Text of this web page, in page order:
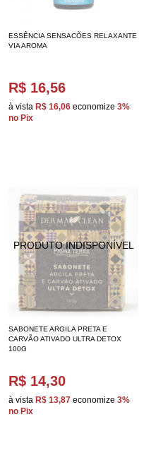
ESSÊNCIA SENSACÕES RELAXANTE
VIA AROMA
R$ 16,56
à vista R$ 16,06 economize 3%
no Pix
SABONETE ARGILA PRETA E
CARVÃO ATIVADO ULTRA DETOX
100G
R$ 14,30
à vista R$ 13,87 economize 3%
no Pix